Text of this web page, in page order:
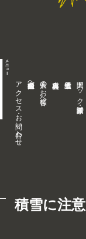
アクセス・お問い合わせ 企業内担当者様へ 個人のお客様へ 人間ドック・健康診断
積雪に注意